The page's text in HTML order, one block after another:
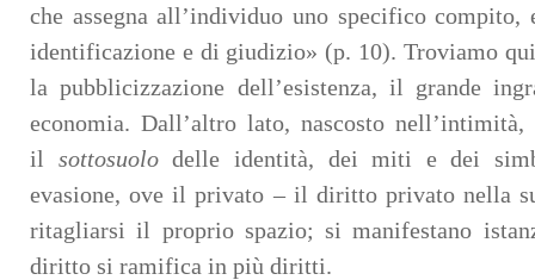
che assegna all’individuo uno specifico
identificazione e di giudizio» (p. 10). Troviamo
la pubblicizzazione dell’esistenza, il grande
economia. Dall’altro lato, nascosto
il sottosuolodelle identità, dei miti e dei
evasione, ove il privato – il diritto privato nella
ritagliarsi il proprio spazio; si manifestano
diritto si ramifica in più diritti.